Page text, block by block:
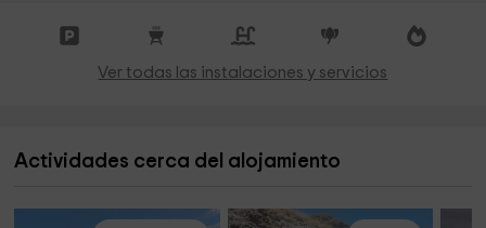
Ver todas las instalaciones y servicios
Actividades cerca del alojamiento